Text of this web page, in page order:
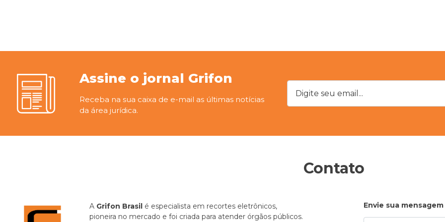
Assine o jornal Grifon
Receba na sua caixa de e-mail as últimas notícias
da área jurídica.
Digite seu email...
Contato
A Grifon Brasil é especialista em recortes eletrônicos,
pioneira no mercado e foi criada para atender órgãos públicos.
Envie sua mensagem